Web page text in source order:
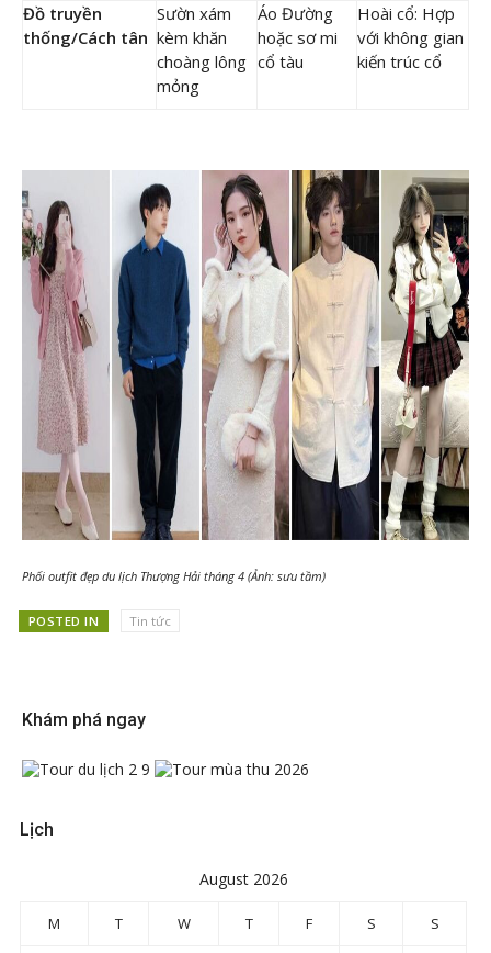
Đồ truyền
thống/Cách tân
Sườn xám
kèm khăn
choàng lông
mỏng
Áo Đường
hoặc sơ mi
cổ tàu
Hoài cổ: Hợp
với không gian
kiến trúc cổ
Phối outfit đẹp du lịch Thượng Hải tháng 4 (Ảnh: sưu tầm)
POSTED IN Tin tức
Khám phá ngay
Lịch
August 2026
M T W T F S S